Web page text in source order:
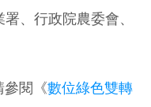
、行政院農委會、
閱《數位綠色雙轉